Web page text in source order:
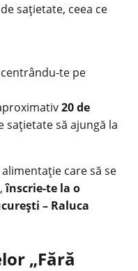
sațietate, ceea ce
te pe
20 de
sațietate să ajungă la
care să se
înscrie-te la o
– Raluca
„Fără